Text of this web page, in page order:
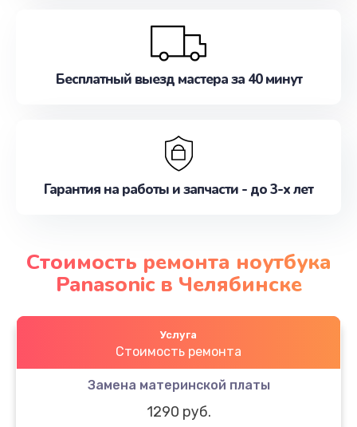
Бесплатный выезд мастера за 40 минут
Гарантия на работы и запчасти - до 3-х лет
Стоимость ремонта ноутбука
Panasonic в Челябинске
Услуга
Стоимость ремонта
Замена материнской платы
1290 руб.